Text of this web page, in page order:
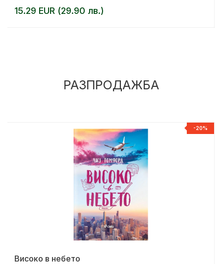
15.29 EUR (29.90 лв.)
РАЗПРОДАЖБА
-20%
Високо в небето